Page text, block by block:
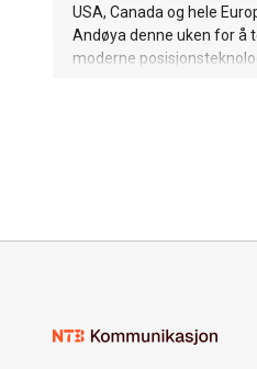
USA, Canada og hele
Andøya denne uken for å
moderne